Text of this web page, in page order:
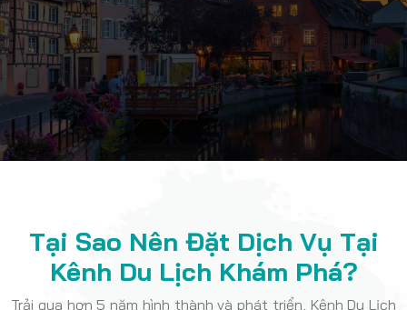
Tại Sao Nên Đặt Dịch Vụ Tại
Kênh Du Lịch Khám Phá?
Trải qua hơn 5 năm hình thành và phát triển, Kênh Du Lịch